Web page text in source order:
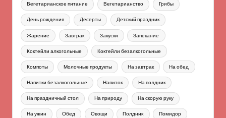
Вегетарианское питание Вегетарианство Грибы
День рождения Десерты Детский праздник
Жарение Завтрак Закуски Запекание
Коктейли алкогольные Коктейли безалкогольные
Компоты Молочные продукты На завтрак На обед
Напитки безалкогольные Напиток На полдник
На праздничный стол На природу На скорую руку
На ужин Обед Овощи Полдник Помидор